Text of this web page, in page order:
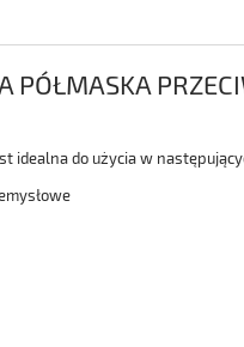
PÓŁMASKA
idealna do użycia w